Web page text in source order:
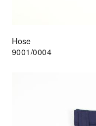
Hose
9001/0004